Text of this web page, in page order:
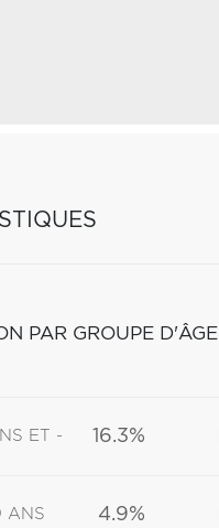
PAR GROUPE D'ÂGE
ET - 16.3%
ANS 4.9%